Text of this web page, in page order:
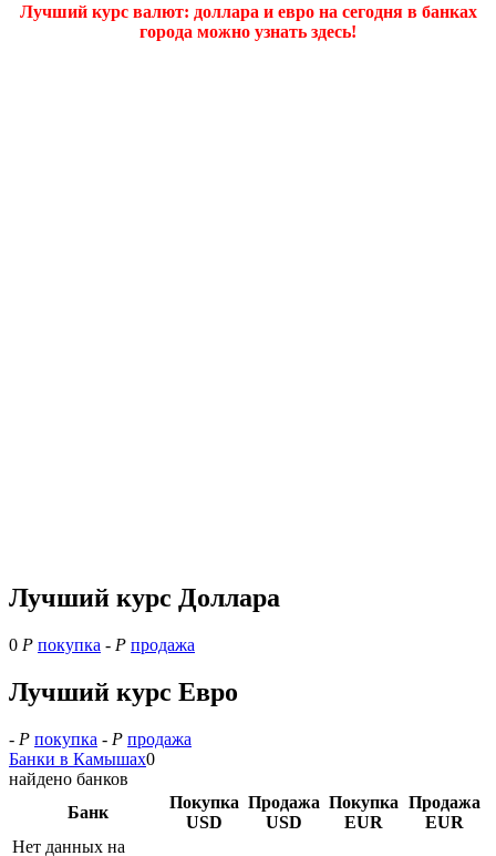
Лучший курс валют: доллара и евро на сегодня в банках
города можно узнать здесь!
Лучший курс Доллара
0 Р покупка - Р продажа
Лучший курс Евро
- Р покупка - Р продажа
Банки в Камышах0
найдено банков
Банк
Покупка
USD
Продажа
USD
Покупка
EUR
Продажа
EUR
Нет данных на